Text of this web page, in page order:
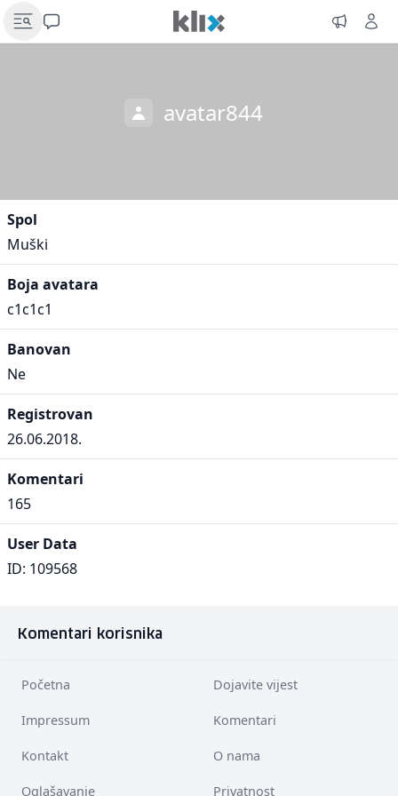
avatar844
Spol
Muški
Boja avatara
c1c1c1
Banovan
Ne
Registrovan
26.06.2018.
Komentari
165
User Data
ID: 109568
Komentari korisnika
Početna Dojavite vijest
Impressum Komentari
Kontakt O nama
Oglašavanje Privatnost